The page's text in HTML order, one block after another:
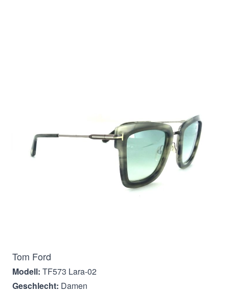
Menge
Tom Ford
Modell: TF573 Lara-02
Geschlecht: Damen